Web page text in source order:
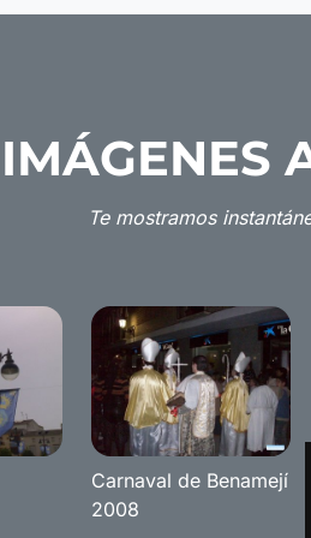
IMÁGENES
Te mostramos
Carnaval de Benamejí
2008